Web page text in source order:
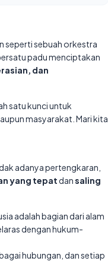
seperti sebuah orkestra
padu menciptakan
dan
satu kunci untuk
masyarakat. Mari kita
adanya pertengkaran,
yang tepatdansaling
adalah bagian dari alam
dengan hukum-
hubungan, dan setiap